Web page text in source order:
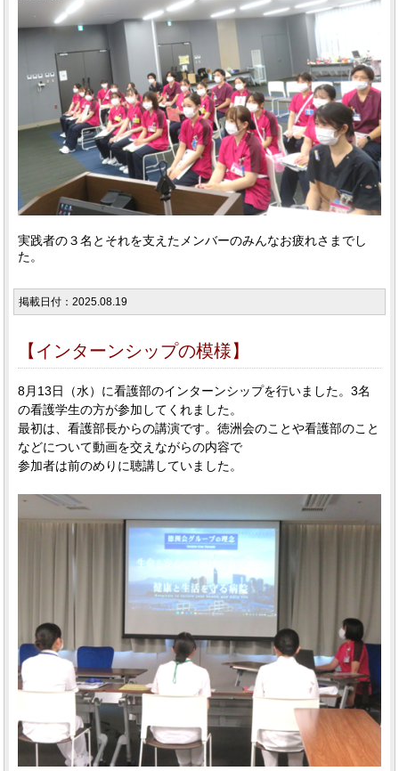
実践者の３名とそれを支えたメンバーのみんなお疲れさまでし
た。
掲載日付：2025.08.19
【インターンシップの模様】
8月13日（水）に看護部のインターンシップを行いました。3名
の看護学生の方が参加してくれました。
最初は、看護部長からの講演です。徳洲会のことや看護部のこと
などについて動画を交えながらの内容で
参加者は前のめりに聴講していました。